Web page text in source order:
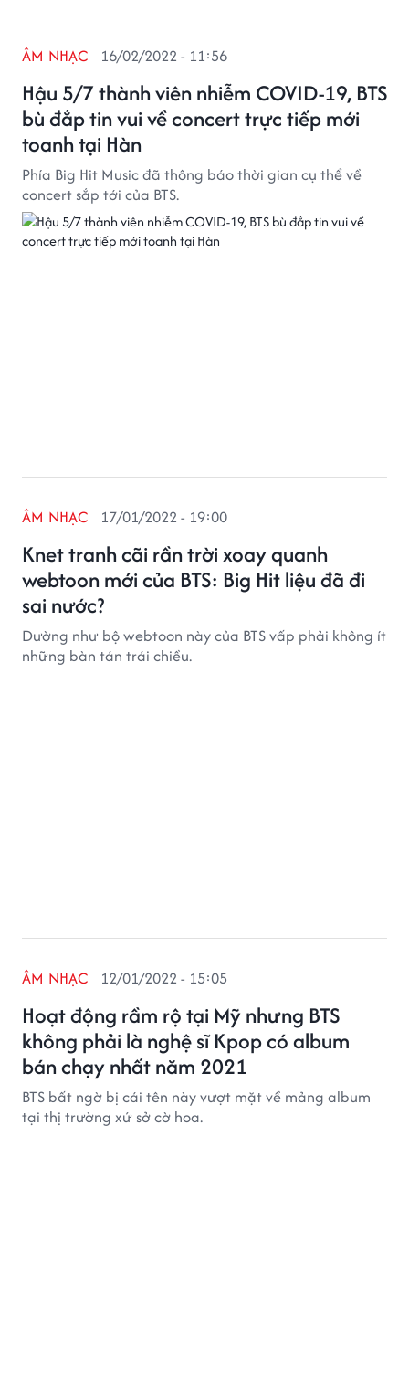
Hậu 5/7 thành viên nhiễm COVID-19, BTS
bù đắp tin vui về concert trực tiếp mới
toanh tại Hàn
ÂM NHẠC 16/02/2022 - 11:56
Phía Big Hit Music đã thông báo thời gian cụ thể về
concert sắp tới của BTS.
Knet tranh cãi rần trời xoay quanh
webtoon mới của BTS: Big Hit liệu đã đi
sai nước?
ÂM NHẠC 17/01/2022 - 19:00
Dường như bộ webtoon này của BTS vấp phải không ít
những bàn tán trái chiều.
Hoạt động rầm rộ tại Mỹ nhưng BTS
không phải là nghệ sĩ Kpop có album
bán chạy nhất năm 2021
ÂM NHẠC 12/01/2022 - 15:05
BTS bất ngờ bị cái tên này vượt mặt về mảng album
tại thị trường xứ sở cờ hoa.